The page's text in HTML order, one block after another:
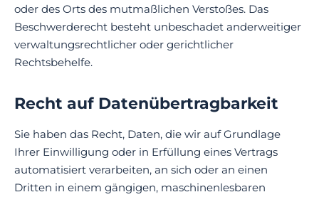
oder des Orts des mutmaßlichen Verstoßes. Das
Beschwerderecht besteht unbeschadet anderweitiger
verwaltungsrechtlicher oder gerichtlicher
Rechtsbehelfe.
Recht auf Datenübertragbarkeit
Sie haben das Recht, Daten, die wir auf Grundlage
Ihrer Einwilligung oder in Erfüllung eines Vertrags
automatisiert verarbeiten, an sich oder an einen
Dritten in einem gängigen, maschinenlesbaren